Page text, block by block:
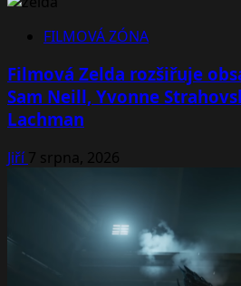
FILMOVÁ ZÓNA
Filmová Zelda rozšiřuje
Sam Neill, Yvonne
Lachman
Jiří7 srpna, 2026